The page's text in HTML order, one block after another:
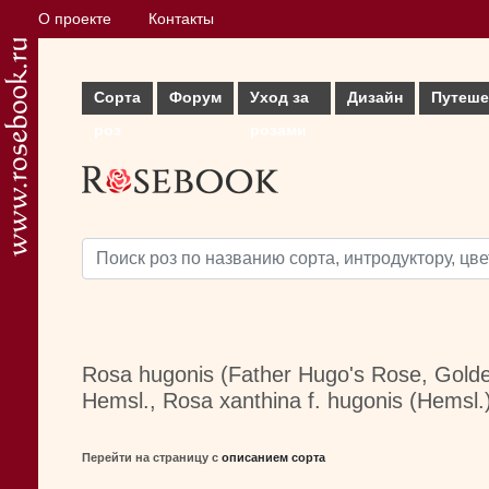
О проекте Контакты
Сорта
Форум
Уход за
Дизайн
Rosa hugonis (Father Hugo's Rose,
Hemsl., Rosa xanthina f. hugonis
Перейти на страницу с описанием сорта